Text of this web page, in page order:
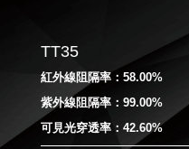
TT35
紅外線阻隔率：58.00%
紫外線阻隔率：99.00%
可見光穿透率：42.60%